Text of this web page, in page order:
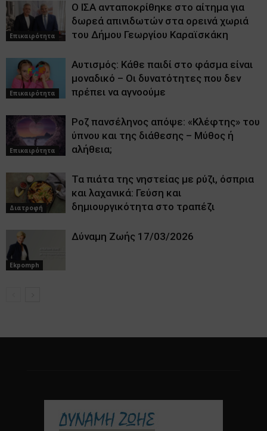
Επικαιρότητα
Ο ΙΣΑ ανταποκρίθηκε στο αίτημα για
δωρεά απινιδωτών στα ορεινά χωριά
του Δήμου Γεωργίου Καραϊσκάκη
Επικαιρότητα
Αυτισμός: Κάθε παιδί στο φάσμα είναι
μοναδικό – Οι δυνατότητες που δεν
πρέπει να αγνοούμε
Επικαιρότητα
Ροζ πανσέληνος απόψε: «Κλέφτης» του
ύπνου και της διάθεσης – Μύθος ή
αλήθεια;
Διατροφή
Τα πιάτα της νηστείας με ρύζι, όσπρια
και λαχανικά: Γεύση και
δημιουργικότητα στο τραπέζι
Ekpomph
Δύναμη Ζωής 17/03/2026